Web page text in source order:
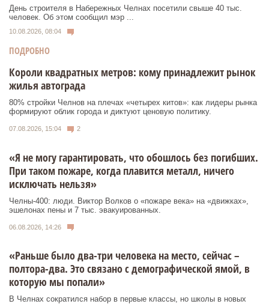
День строителя в Набережных Челнах посетили свыше 40 тыс.
человек. Об этом сообщил мэр ...
10.08.2026, 08:04
ПОДРОБНО
Короли квадратных метров: кому принадлежит рынок
жилья автограда
80% стройки Челнов на плечах «четырех китов»: как лидеры рынка
формируют облик города и диктуют ценовую политику.
07.08.2026, 15:04 2
«Я не могу гарантировать, что обошлось без погибших.
При таком пожаре, когда плавится металл, ничего
исключать нельзя»
Челны-400: люди. Виктор Волков о «пожаре века» на «движках»,
эшелонах пены и 7 тыс. эвакуированных.
06.08.2026, 14:26
«Раньше было два-три человека на место, сейчас –
полтора-два. Это связано с демографической ямой, в
которую мы попали»
В Челнах сократился набор в первые классы, но школы в новых